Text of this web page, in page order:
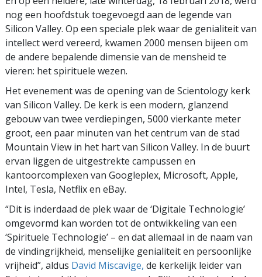
nog een hoofdstuk toegevoegd aan de legende van
Silicon Valley. Op een speciale plek waar de genialiteit van
intellect werd vereerd, kwamen 2000 mensen bijeen om
de andere bepalende dimensie van de mensheid te
vieren: het spirituele wezen.
Het evenement was de opening van de Scientology kerk
van Silicon Valley. De kerk is een modern, glanzend
gebouw van twee verdiepingen, 5000 vierkante meter
groot, een paar minuten van het centrum van de stad
Mountain View in het hart van Silicon Valley. In de buurt
ervan liggen de uitgestrekte campussen en
kantoorcomplexen van Googleplex, Microsoft, Apple,
Intel, Tesla, Netflix en eBay.
“Dit is inderdaad de plek waar de ‘Digitale Technologie’
omgevormd kan worden tot de ontwikkeling van een
‘Spirituele Technologie’ – en dat allemaal in de naam van
de vindingrijkheid, menselijke genialiteit en persoonlijke
vrijheid”, aldus David Miscavige, de kerkelijk leider van